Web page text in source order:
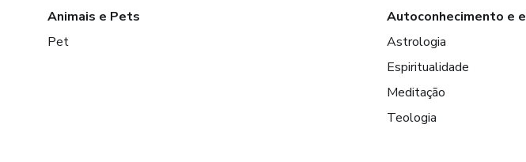
Animais e Pets
Pet
Autoconhecimento e
Astrologia
Espiritualidade
Meditação
Teologia